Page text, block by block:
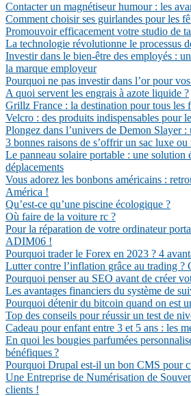
Contacter un magnétiseur humour : les
Comment choisir ses guirlandes pour les
Promouvoir efficacement votre studio de
La technologie révolutionne le processus
Investir dans le bien-être des employés :
la marque employeur
Pourquoi ne pas investir dans l’or pour
A quoi servent les engrais à azote liquide ?
Grillz France : la destination pour tous les
Velcro : des produits indispensables pour
Plongez dans l’univers de Demon Slayer
3 bonnes raisons de s’offrir un sac luxe
Le panneau solaire portable : une solution
déplacements
Vous adorez les bonbons américains :
América !
Qu’est-ce qu’une piscine écologique ?
Où faire de la voiture rc ?
Pour la réparation de votre ordinateur
ADIM06 !
Pourquoi trader le Forex en 2023 ? 4
Lutter contre l’inflation grâce au trading ?
Pourquoi penser au SEO avant de créer
Les avantages financiers du système de
Pourquoi détenir du bitcoin quand on est
Top des conseils pour réussir un test de
Cadeau pour enfant entre 3 et 5 ans : les
En quoi les bougies parfumées
bénéfiques ?
Pourquoi Drupal est-il un bon CMS pour
Une Entreprise de Numérisation de
clients !